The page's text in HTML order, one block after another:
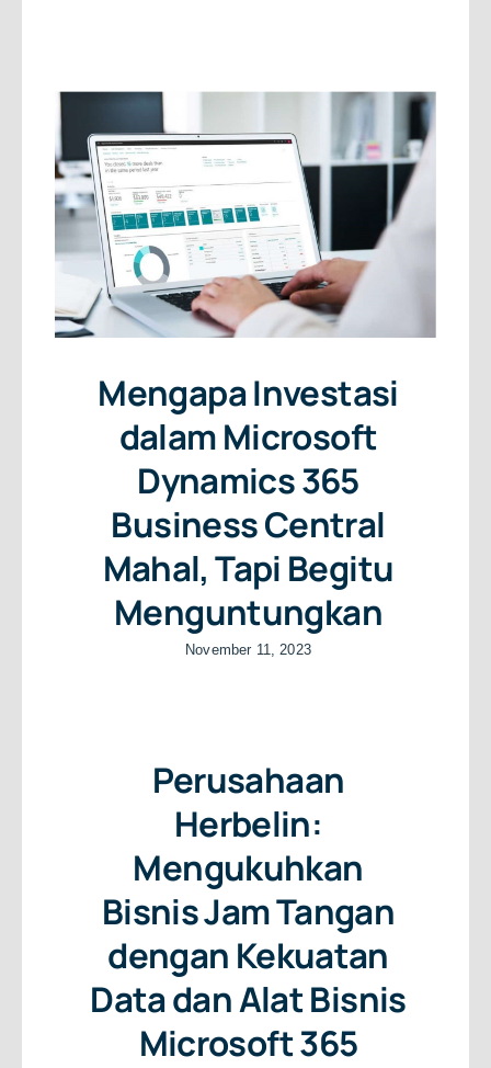
Free Consultation
Mengapa Investasi
dalam Microsoft
Dynamics 365
Business Central
Mahal, Tapi Begitu
Menguntungkan
November 11, 2023
Perusahaan
Herbelin:
Mengukuhkan
Bisnis Jam Tangan
dengan Kekuatan
Data dan Alat Bisnis
Microsoft 365